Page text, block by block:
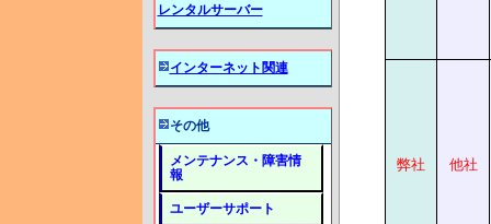
弊社 他社
レンタルサーバー
インターネット関連
その他
メンテナンス・障害情
報
ユーザーサポート